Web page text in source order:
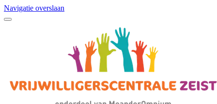
Navigatie overslaan